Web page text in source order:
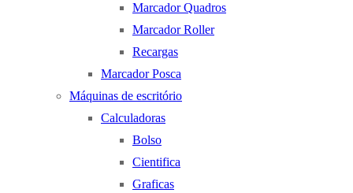
Marcador Quadros
Marcador Roller
Recargas
Marcador Posca
Máquinas de escritório
Calculadoras
Bolso
Cientifica
Graficas